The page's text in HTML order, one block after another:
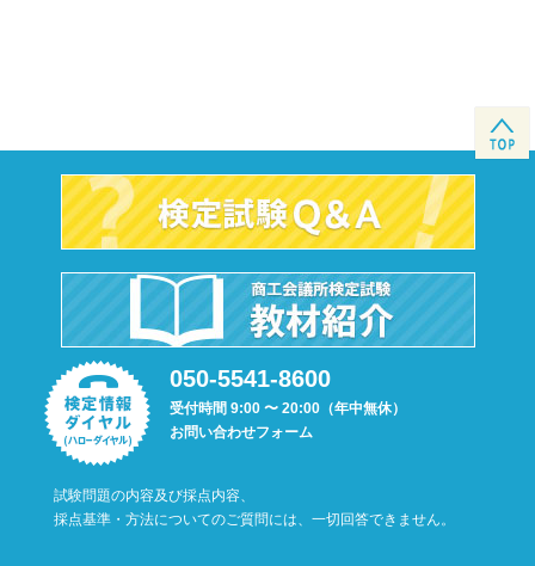
050-5541-8600
受付時間 9:00 〜 20:00（年中無休）
お問い合わせフォーム
試験問題の内容及び採点内容、
採点基準・方法についてのご質問には、一切回答できません。